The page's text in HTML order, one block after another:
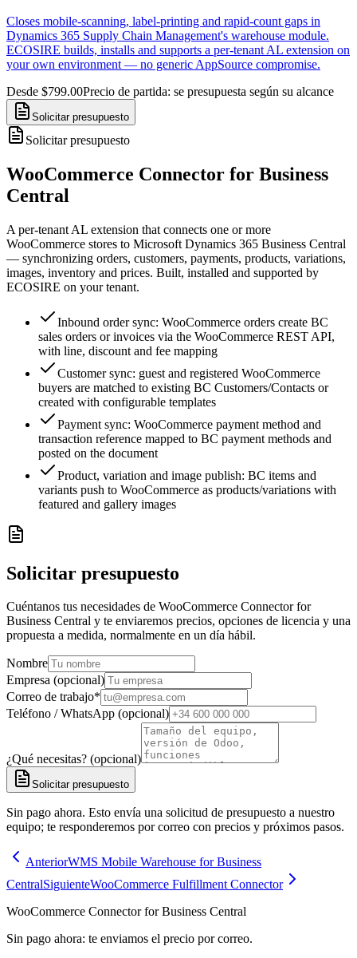
Closes mobile-scanning, label-printing and rapid-count gaps in
Dynamics 365 Supply Chain Management's warehouse module.
ECOSIRE builds, installs and supports a per-tenant AL extension on
your own environment — no generic AppSource compromise.
Desde $799.00Precio de partida: se presupuesta según su alcance
Solicitar presupuesto
Solicitar presupuesto
WooCommerce Connector for Business
Central
A per-tenant AL extension that connects one or more
WooCommerce stores to Microsoft Dynamics 365 Business Central
— synchronizing orders, customers, payments, products, variations,
images, inventory and prices. Built, installed and supported by
ECOSIRE on your tenant.
Inbound order sync: WooCommerce orders create BC
sales orders or invoices via the WooCommerce REST API,
with line, discount and fee mapping
Customer sync: guest and registered WooCommerce
buyers are matched to existing BC Customers/Contacts or
created with configurable templates
Payment sync: WooCommerce payment method and
transaction reference mapped to BC payment methods and
posted on the document
Product, variation and image publish: BC items and
variants push to WooCommerce as products/variations with
featured and gallery images
Solicitar presupuesto
Cuéntanos tus necesidades de WooCommerce Connector for
Business Central y te enviaremos precios, opciones de licencia y una
propuesta a medida, normalmente en un día hábil.
Nombre
Empresa (opcional)
Correo de trabajo*
Teléfono / WhatsApp (opcional)
¿Qué necesitas? (opcional)
Solicitar presupuesto
Sin pago ahora. Esto envía una solicitud de presupuesto a nuestro
equipo; te responderemos por correo con precios y próximos pasos.
AnteriorWMS Mobile Warehouse for Business
CentralSiguienteWooCommerce Fulfillment Connector
WooCommerce Connector for Business Central
Sin pago ahora: te enviamos el precio por correo.